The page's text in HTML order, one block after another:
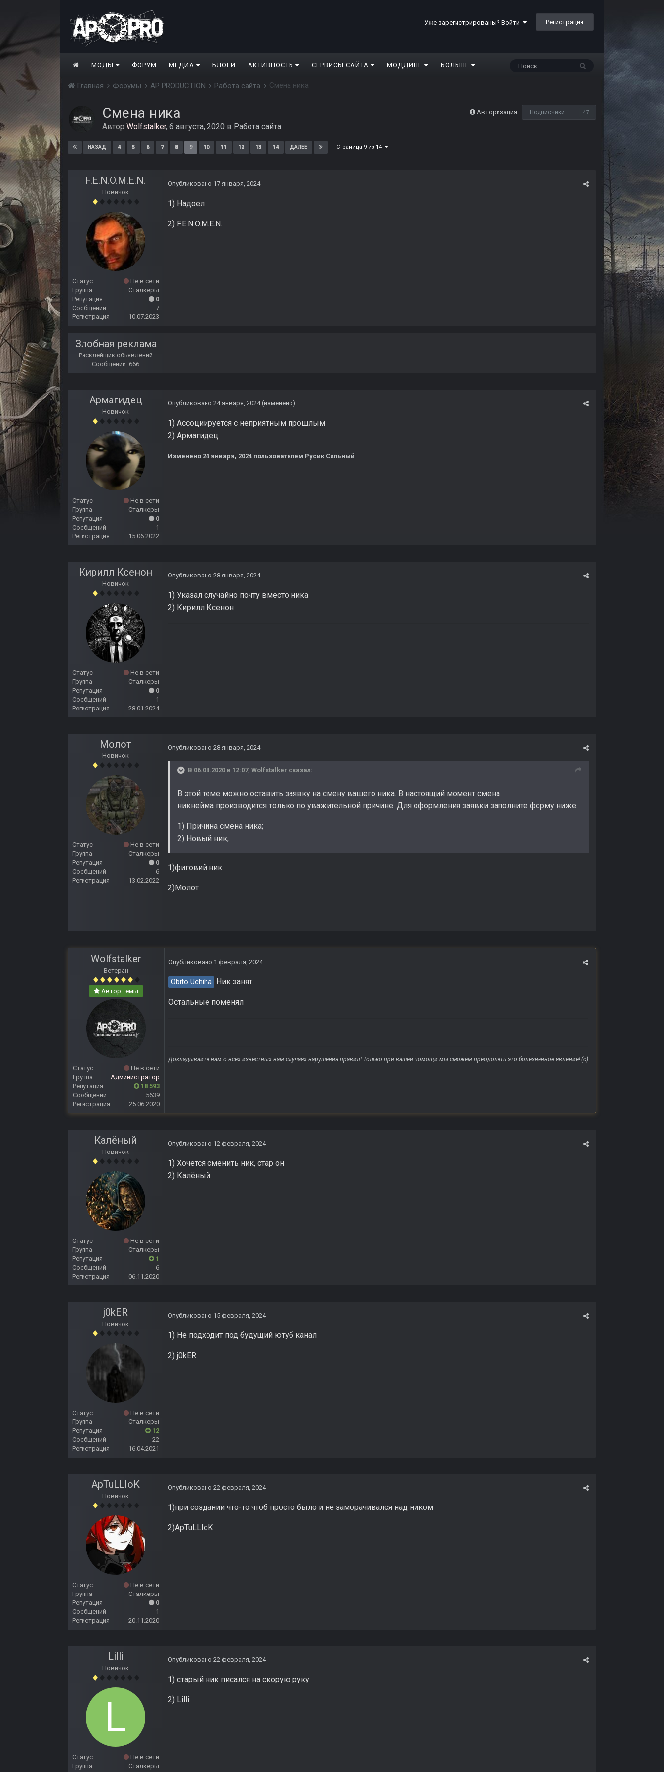
Уже зарегистрированы? Войти Регистрация
МОДЫ ФОРУМ МЕДИА БЛОГИ АКТИВНОСТЬ СЕРВИСЫ САЙТА МОДДИНГ БОЛЬШЕ
Главная Форумы AP PRODUCTION Работа сайта Смена ника
Авторизация Подписчики 47
Смена ника
Автор Wolfstalker, 6 августа, 2020 в Работа сайта
НАЗАД 4 5 6 7 8 9 10 11 12 13 14 ДАЛЕЕ Страница 9 из 14
F.E.N.O.M.E.N.
Новичок
Статус
Не в сети
Группа
Сталкеры
Репутация
0
Сообщений
7
Регистрация
10.07.2023
Опубликовано 17 января, 2024
1) Надоел
2) F.E.N.O.M.E.N.
Злобная реклама
Расклейщик объявлений
Сообщений: 666
Армагидец
Новичок
Статус
Не в сети
Группа
Сталкеры
Репутация
0
Сообщений
1
Регистрация
15.06.2022
Опубликовано 24 января, 2024 (изменено)
1) Ассоциируется с неприятным прошлым
2) Армагидец
Изменено 24 января, 2024 пользователем Русик Сильный
Кирилл Ксенон
Новичок
Статус
Не в сети
Группа
Сталкеры
Репутация
0
Сообщений
1
Регистрация
28.01.2024
Опубликовано 28 января, 2024
1) Указал случайно почту вместо ника
2) Кирилл Ксенон
Молот
Новичок
Статус
Не в сети
Группа
Сталкеры
Репутация
0
Сообщений
6
Регистрация
13.02.2022
Опубликовано 28 января, 2024
В 06.08.2020 в 12:07, Wolfstalker сказал:
В этой теме можно оставить заявку на смену вашего ника. В настоящий момент смена
никнейма производится только по уважительной причине. Для оформления заявки заполните форму ниже:
1) Причина смена ника;
2) Новый ник;
1)фиговий ник
2)Молот
Wolfstalker
Ветеран
Автор темы
Статус
Не в сети
Группа
Администратор
Репутация
18 593
Сообщений
5639
Регистрация
25.06.2020
Опубликовано 1 февраля, 2024
Obito Uchiha Ник занят
Остальные поменял
Докладывайте нам о всех известных вам случаях нарушения правил! Только при вашей помощи мы сможем преодолеть это болезненное явление! (с)
Калёный
Новичок
Статус
Не в сети
Группа
Сталкеры
Репутация
1
Сообщений
6
Регистрация
06.11.2020
Опубликовано 12 февраля, 2024
1) Хочется сменить ник, стар он
2) Калёный
j0kER
Новичок
Статус
Не в сети
Группа
Сталкеры
Репутация
12
Сообщений
22
Регистрация
16.04.2021
Опубликовано 15 февраля, 2024
1) Не подходит под будущий ютуб канал
2) j0kER
ApTuLLIoK
Новичок
Статус
Не в сети
Группа
Сталкеры
Репутация
0
Сообщений
1
Регистрация
20.11.2020
Опубликовано 22 февраля, 2024
1)при создании что-то чтоб просто было и не заморачивался над ником
2)ApTuLLIoK
Lilli
Новичок
Статус
Не в сети
Группа
Сталкеры
Опубликовано 22 февраля, 2024
1) старый ник писался на скорую руку
2) Lilli